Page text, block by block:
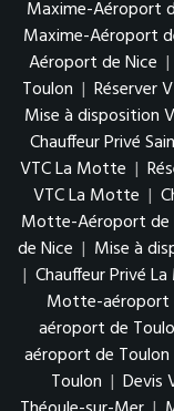
Maxime-Aéroport
Maxime-Aéroport
Aéroport de Nice |
Toulon | Réserver
Mise à disposition
Chauffeur Privé
VTC La Motte |
VTC La Motte |
Motte-Aéroport de
de Nice | Mise à
| Chauffeur Privé
Motte-aéroport
aéroport de
aéroport de Toulon
Toulon | Devis